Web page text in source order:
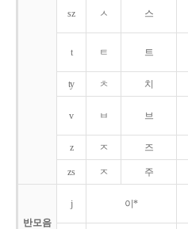
sz ㅅ 스
t ㅌ 트
ty ㅊ 치
v ㅂ 브
z ㅈ 즈
zs ㅈ 주
반모음
j 이*